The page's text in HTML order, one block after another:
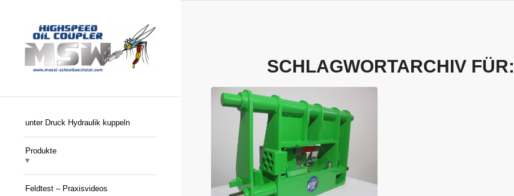
unter Druck Hydraulik kuppeln
Produkte
Feldtest – Praxisvideos
SCHLAGWORTARCHIV FÜR: